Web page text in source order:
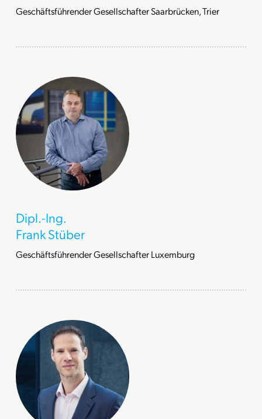
Geschäftsführender Gesellschafter Saarbrücken, Trier
Dipl.-Ing.
Frank Stüber
Geschäftsführender Gesellschafter Luxemburg